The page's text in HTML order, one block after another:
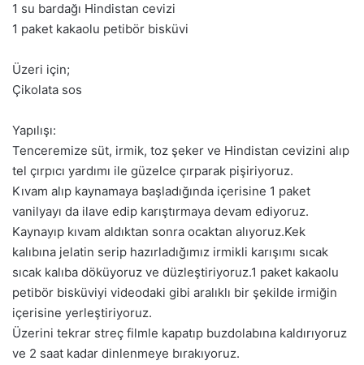
1 su bardağı Hindistan cevizi
1 paket kakaolu petibör bisküvi
Üzeri için;
Çikolata sos
Yapılışı:
Tenceremize süt, irmik, toz şeker ve Hindistan cevizini alıp
tel çırpıcı yardımı ile güzelce çırparak pişiriyoruz.
Kıvam alıp kaynamaya başladığında içerisine 1 paket
vanilyayı da ilave edip karıştırmaya devam ediyoruz.
Kaynayıp kıvam aldıktan sonra ocaktan alıyoruz.Kek
kalıbına jelatin serip hazırladığımız irmikli karışımı sıcak
sıcak kalıba döküyoruz ve düzleştiriyoruz.1 paket kakaolu
petibör bisküviyi videodaki gibi aralıklı bir şekilde irmiğin
içerisine yerleştiriyoruz.
Üzerini tekrar streç filmle kapatıp buzdolabına kaldırıyoruz
ve 2 saat kadar dinlenmeye bırakıyoruz.